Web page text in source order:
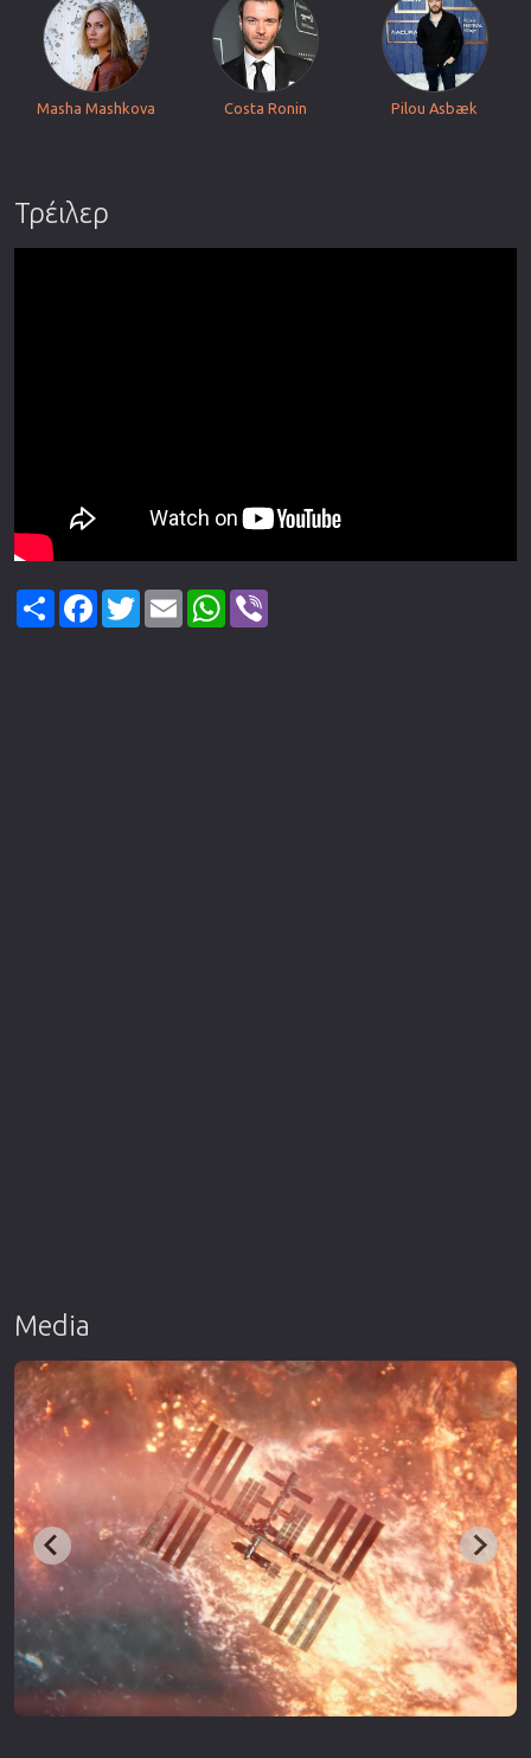
Masha Mashkova Costa Ronin Pilou Asbæk
Τρέιλερ
ShareFacebook
TwitterEmail WhatsApp
Media